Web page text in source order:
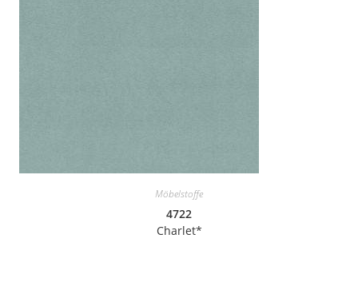
Möbelstoffe
4722
Charlet*